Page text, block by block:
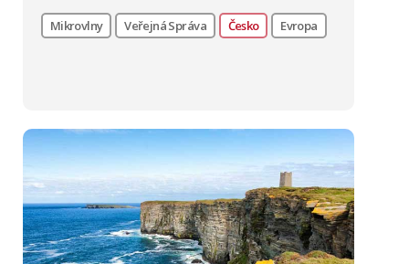
Mikrovlny Veřejná Správa Česko Evropa